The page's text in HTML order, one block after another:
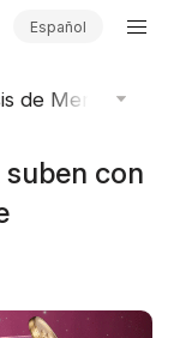
Español
de Mercado
con